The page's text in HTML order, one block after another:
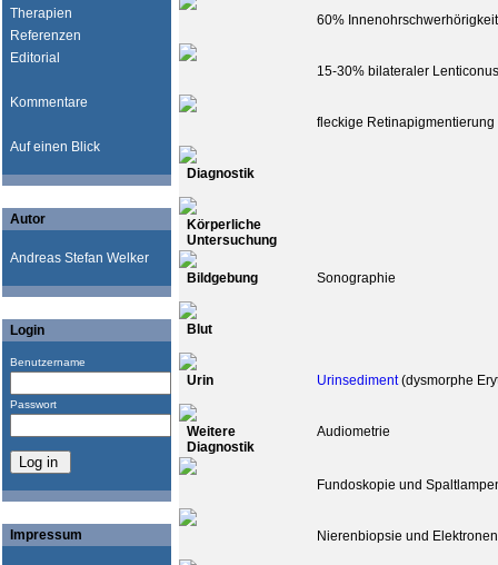
Therapien
Referenzen
Editorial
Kommentare
Auf einen Blick
Autor
Andreas Stefan Welker
Login
Benutzername
Passwort
Impressum
60%
15-30% bilateraler
fleckige Retinapigmentierung
Diagnostik
Körperliche
Untersuchung
Bildgebung Sonographie
Blut
Urin Urinsediment(dysmorphe
Weitere
Diagnostik
Audiometrie
Fundoskopie und
Nierenbiopsie und